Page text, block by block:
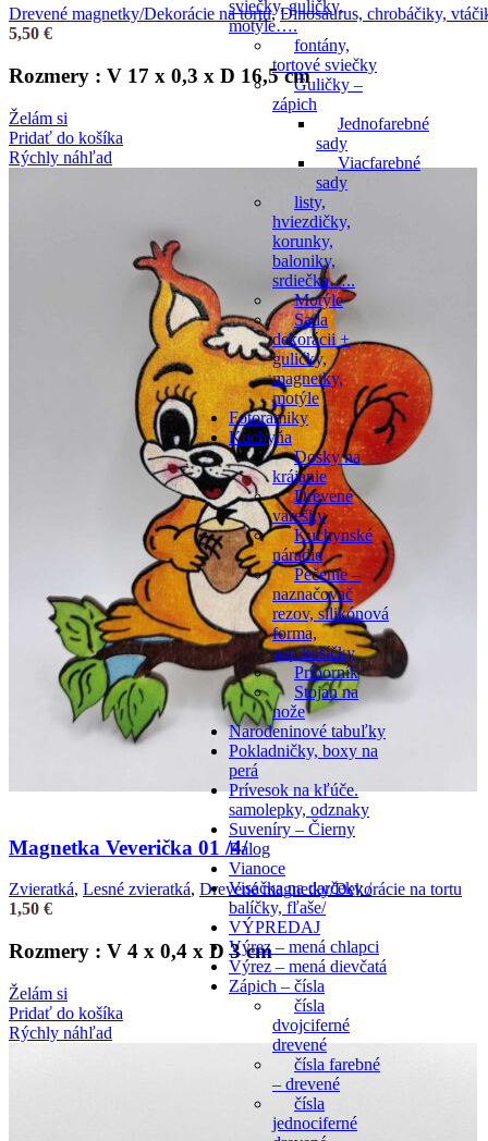
sviečky, guličky,
motýle….
fontány,
tortové sviečky
Guličky –
zápich
Jednofarebné
sady
Viacfarebné
sady
listy,
hviezdičky,
korunky,
baloniky,
srdiečka…..
Motýle
Sada
dekorácii +
guličky,
magnetky,
motýle
Fotorámiky
Kuchyňa
Dosky na
krájanie
Drevené
varešky
Kuchynské
náradie
Pečenie –
naznačovač
rezov, silikónová
forma,
pap.košíčky
Príborník
Stojan na
nože
Narodeninové tabuľky
Pokladničky, boxy na
perá
Prívesok na kľúče.
samolepky, odznaky
Suveníry – Čierny
Balog
Vianoce
Visačka na darčeky /
balíčky, fľaše/
VÝPREDAJ
Výrez – mená chlapci
Výrez – mená dievčatá
Zápich – čísla
čísla
dvojciferné
drevené
čísla farebné
– drevené
čísla
jednociferné
Drevené magnetky/Dekorácie na tortu, Dinosaurus, chrobáčiky,
5,50 €
Rozmery : V 17 x 0,3 x D 16,5 cm
Želám si
Pridať do košíka
Rýchly náhľad
Magnetka Veverička 01 /4/
Zvieratká, Lesné zvieratká, Drevené magnetky/Dekorácie na tortu
1,50 €
Rozmery : V 4 x 0,4 x D 3 cm
Želám si
Pridať do košíka
Rýchly náhľad